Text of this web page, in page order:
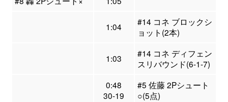
1:04
#14 コネ ブロックシ
ョット(2本)
1:03
#14 コネ ディフェン
スリバウンド(6-1-7)
0:48
30-19
#5 佐藤 2Pシュート
○(5点)